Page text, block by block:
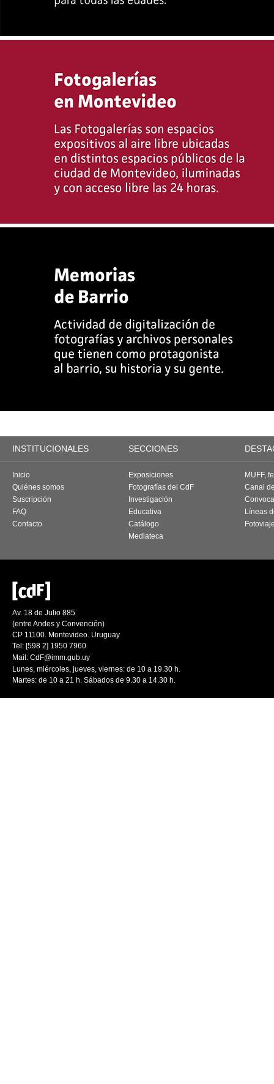
INSTITUCIONALES SECCIONES
Inicio
Quiénes somos
Suscripción
FAQ
Contacto
Exposiciones
Fotografías del CdF
Investigación
Educativa
Catálogo
Mediateca
MUFF,
Canal
Líneas
Av. 18 de Julio 885
(entre Andes y Convención)
CP 11100. Montevideo. Uruguay
Tel: [598 2] 1950 7960
Mail: CdF@imm.gub.uy
Lunes, miércoles, jueves, viernes: de 10 a 19.30 h.
Martes: de 10 a 21 h. Sábados de 9.30 a 14.30 h.